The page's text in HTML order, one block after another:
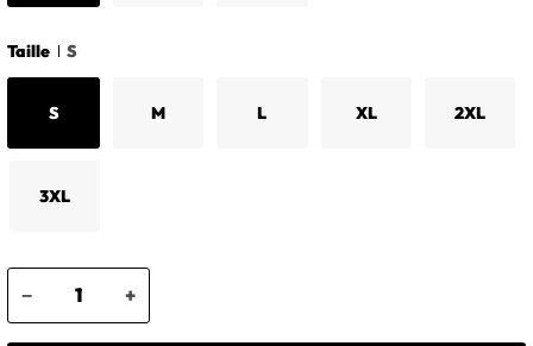
Taille S
S M L XL 2XL
3XL
− +